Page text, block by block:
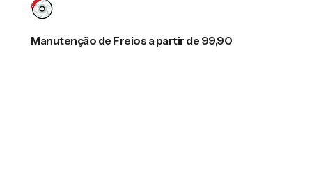
Manutenção de Freios a partir de 99,90